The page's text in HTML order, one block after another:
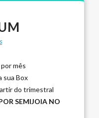
mês
sua Box
do trimestral
SEMIJOIA NO